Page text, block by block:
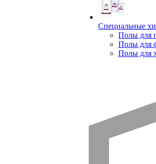
Специальные
Полы для
Полы для
Полы для